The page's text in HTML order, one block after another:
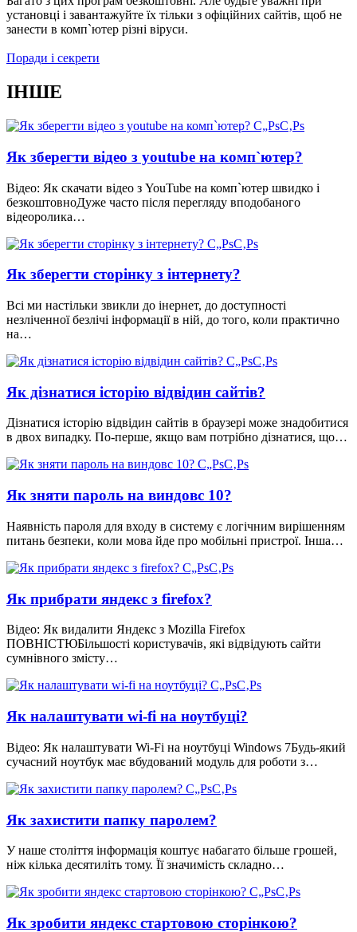
установці і завантажуйте їх тільки з офіційних сайтів, щоб не
занести в комп`ютер різні віруси.
Поради і секрети
ІНШЕ
Як зберегти відео з youtube на комп`ютер?
Відео: Як скачати відео з YouTube на комп`ютер швидко і
безкоштовноДуже часто після перегляду вподобаного
відеоролика…
Як зберегти сторінку з інтернету?
Всі ми настільки звикли до інернет, до доступності
незліченної безлічі інформації в ній, до того, коли практично
на…
Як дізнатися історію відвідин сайтів?
Дізнатися історію відвідин сайтів в браузері може знадобитися
в двох випадку. По-перше, якщо вам потрібно дізнатися, що…
Як зняти пароль на виндовс 10?
Наявність пароля для входу в систему є логічним вирішенням
питань безпеки, коли мова йде про мобільні пристрої. Інша…
Як прибрати яндекс з firefox?
Відео: Як видалити Яндекс з Mozilla Firefox
ПОВНІСТЮБільшості користувачів, які відвідують сайти
сумнівного змісту…
Як налаштувати wi-fi на ноутбуці?
Відео: Як налаштувати Wi-Fi на ноутбуці Windows 7Будь-який
сучасний ноутбук має вбудований модуль для роботи з…
Як захистити папку паролем?
У наше століття інформація коштує набагато більше грошей,
ніж кілька десятиліть тому. Її значимість складно…
Як зробити яндекс стартовою сторінкою?